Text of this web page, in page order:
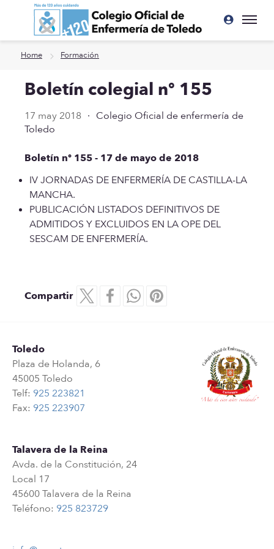
Ir a contenido principal
Home Formación
Boletín colegial nº 155
17 may 2018 · Colegio Oficial de enfermería de
Toledo
Boletín nº 155 - 17 de mayo de 2018
IV JORNADAS DE ENFERMERÍA DE CASTILLA-LA
MANCHA.
PUBLICACIÓN LISTADOS DEFINITIVOS DE
ADMITIDOS Y EXCLUIDOS EN LA OPE DEL
SESCAM DE ENFERMERÍA.
Compartir
Toledo
Plaza de Holanda, 6
45005 Toledo
Telf: 925 223821
Fax: 925 223907
Talavera de la Reina
Avda. de la Constitución, 24
Local 17
45600 Talavera de la Reina
Teléfono: 925 823729